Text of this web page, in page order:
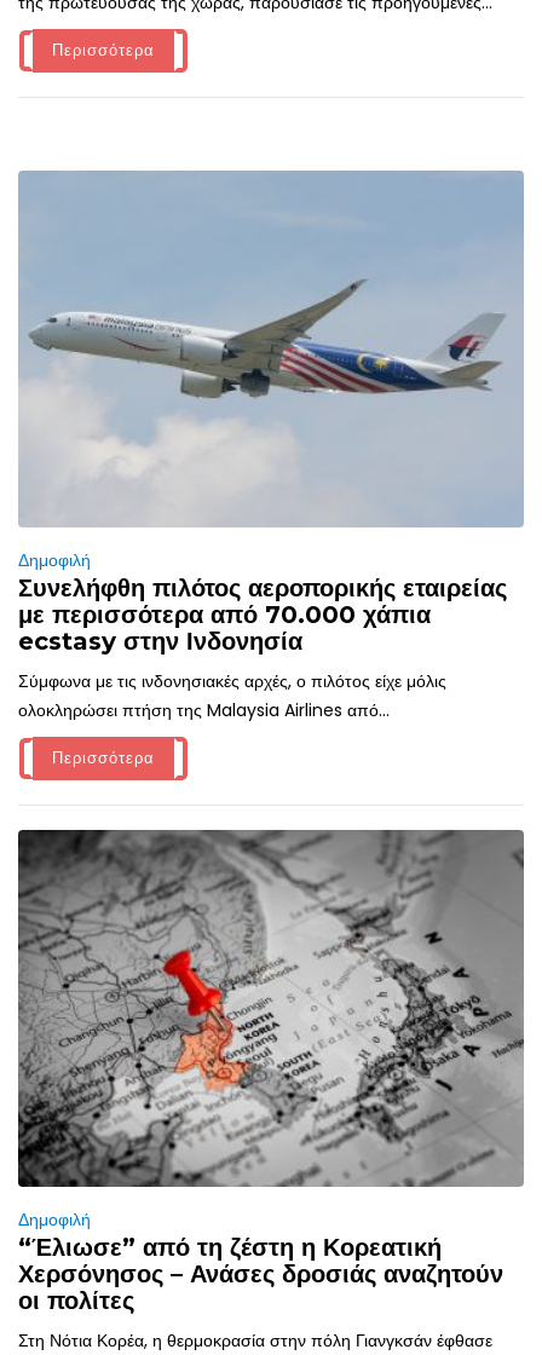
Περισσότερα
Δημοφιλή
Συνελήφθη πιλότος αεροπορικής εταιρείας
με περισσότερα από 70.000 χάπια
ecstasy στην Ινδονησία
Σύμφωνα με τις ινδονησιακές αρχές, ο πιλότος είχε μόλις
ολοκληρώσει πτήση της Malaysia Airlines από...
Περισσότερα
Δημοφιλή
“Έλιωσε” από τη ζέστη η Κορεατική
Χερσόνησος – Ανάσες δροσιάς αναζητούν
οι πολίτες
Στη Νότια Κορέα, η θερμοκρασία στην πόλη Γιανγκσάν έφθασε